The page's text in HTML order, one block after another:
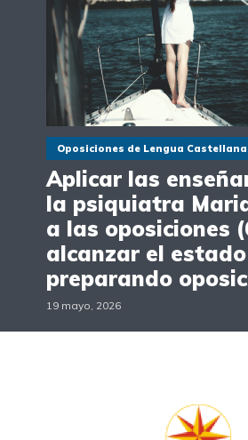
Oposiciones de Lengua
Aplicar las
la psiquiatra
a las oposiciones
alcanzar el
preparando
19 mayo, 2026